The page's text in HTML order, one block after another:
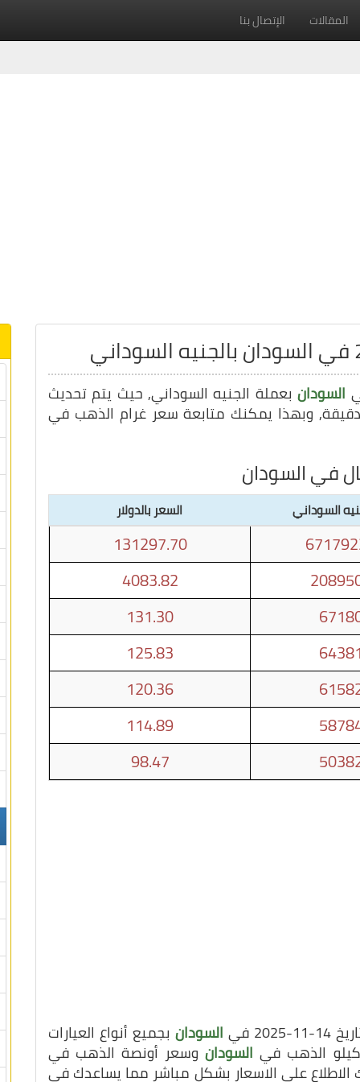
المقالات الإتصال بنا
السودانبعملة الجنيه السوداني, حيث يتم تحديث
في السودان
السوداني السعر بالدولار
131297.70
4083.82
131.30
125.83
120.36
114.89
98.47
في السودان بجميع أنواع العيارات
كيلو الذهب في السودانوسعر أونصة الذهب في
الاطلاع على الاسعار بشكل مباشر مما يساعدك في